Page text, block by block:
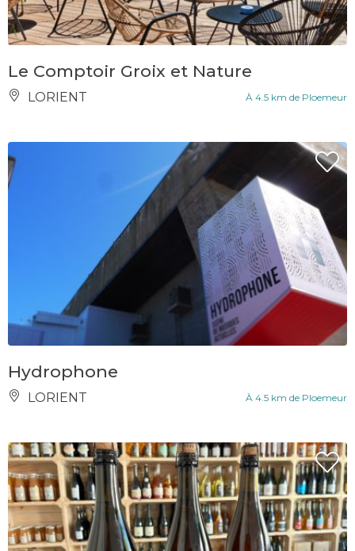
Le Comptoir Groix et Nature
LORIENT À 4.5 km de Ploemeur
Hydrophone
LORIENT À 4.5 km de Ploemeur